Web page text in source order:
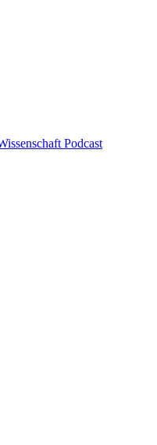
Podcast